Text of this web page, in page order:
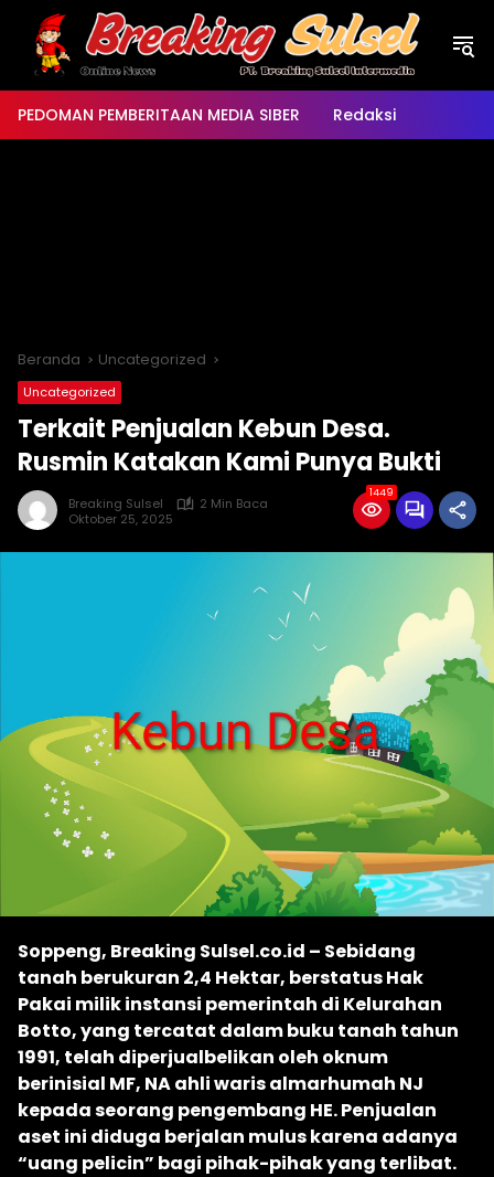
Langsung
konten
PEDOMAN PEMBERITAAN MEDIA SIBER Redaksi
Beranda Uncategorized
Uncategorized
Terkait Penjualan Kebun Desa.
Rusmin Katakan Kami Punya Bukti
Breaking Sulsel
2 Min Baca
Oktober 25, 2025
1449
Soppeng, Breaking Sulsel.co.id – Sebidang
tanah berukuran 2,4 Hektar, berstatus Hak
Pakai milik instansi pemerintah di Kelurahan
Botto, yang tercatat dalam buku tanah tahun
1991, telah diperjualbelikan oleh oknum
berinisial MF, NA ahli waris almarhumah NJ
kepada seorang pengembang HE. Penjualan
aset ini diduga berjalan mulus karena adanya
“uang pelicin” bagi pihak-pihak yang terlibat.